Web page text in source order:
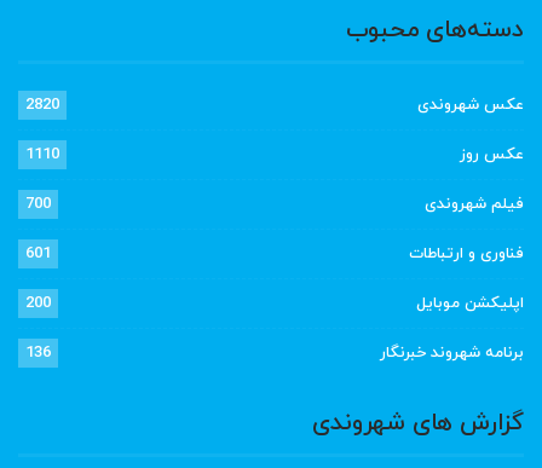
دسته‌های محبوب
عکس شهروندی 2820
عکس روز 1110
فیلم شهروندی 700
فناوری و ارتباطات 601
اپلیکشن موبایل 200
برنامه شهروند خبرنگار 136
گزارش های شهروندی